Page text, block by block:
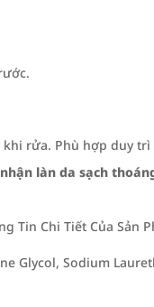
rửa. Phù hợp duy
làn da sạch
Tin Chi Tiết Của Sản
Glycol, Sodium